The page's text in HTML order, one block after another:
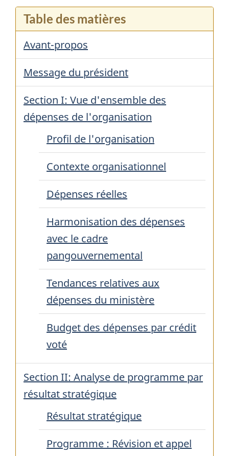
Table des matières
Avant-propos
Message du président
Section I: Vue d'ensemble des
dépenses de l'organisation
Profil de l'organisation
Contexte organisationnel
Dépenses réelles
Harmonisation des dépenses
avec le cadre
pangouvernemental
Tendances relatives aux
dépenses du ministère
Budget des dépenses par crédit
voté
Section II: Analyse de programme par
résultat stratégique
Résultat stratégique
Programme : Révision et appel